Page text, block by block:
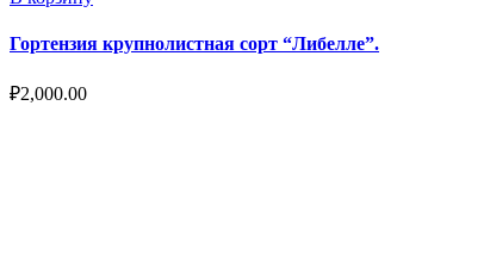
Гортензия крупнолистная сорт “Либелле”.
₽2,000.00